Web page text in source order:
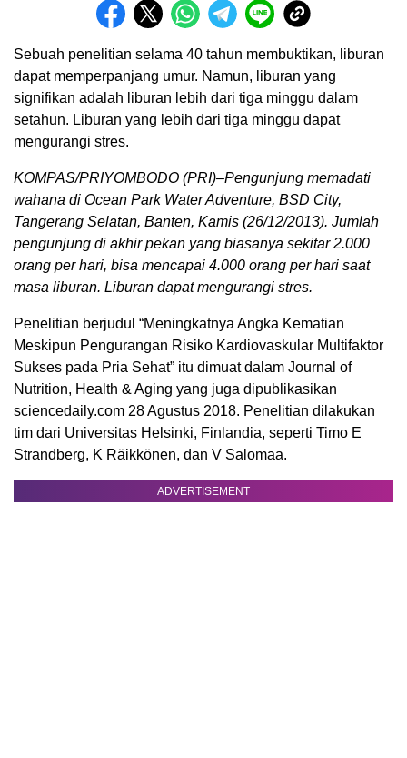
Sebuah penelitian selama 40 tahun membuktikan, liburan
dapat memperpanjang umur. Namun, liburan yang
signifikan adalah liburan lebih dari tiga minggu dalam
setahun. Liburan yang lebih dari tiga minggu dapat
mengurangi stres.
KOMPAS/PRIYOMBODO (PRI)–Pengunjung memadati
wahana di Ocean Park Water Adventure, BSD City,
Tangerang Selatan, Banten, Kamis (26/12/2013). Jumlah
pengunjung di akhir pekan yang biasanya sekitar 2.000
orang per hari, bisa mencapai 4.000 orang per hari saat
masa liburan. Liburan dapat mengurangi stres.
Penelitian berjudul “Meningkatnya Angka Kematian
Meskipun Pengurangan Risiko Kardiovaskular Multifaktor
Sukses pada Pria Sehat” itu dimuat dalam Journal of
Nutrition, Health & Aging yang juga dipublikasikan
sciencedaily.com 28 Agustus 2018. Penelitian dilakukan
tim dari Universitas Helsinki, Finlandia, seperti Timo E
Strandberg, K Räikkönen, dan V Salomaa.
ADVERTISEMENT